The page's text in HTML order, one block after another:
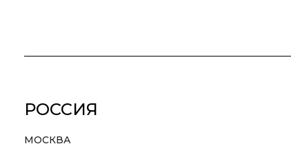
РОССИЯ
МОСКВА